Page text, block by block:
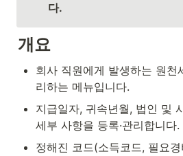
다.
개요
회사 직원에게 발생하는 원천
리하는 메뉴입니다.
지급일자, 귀속년월, 법인 및
세부 사항을 등록·관리합니다.
정해진 코드(소득코드, 필요